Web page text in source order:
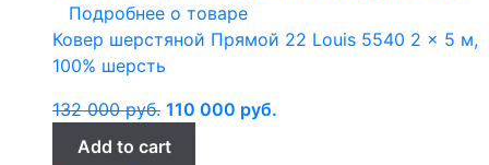
Подробнее о товаре
Ковер шерстяной Прямой 22 Louis 5540 2 x 5 м,
100% шерсть
132 000руб. 110 000 руб.
Add to cart